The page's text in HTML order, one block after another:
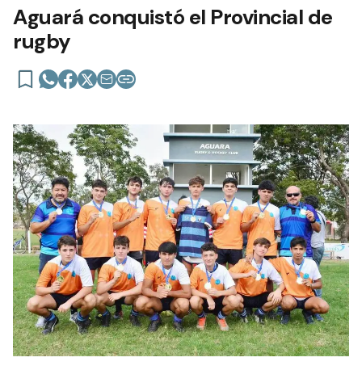
Aguará conquistó el Provincial de
rugby